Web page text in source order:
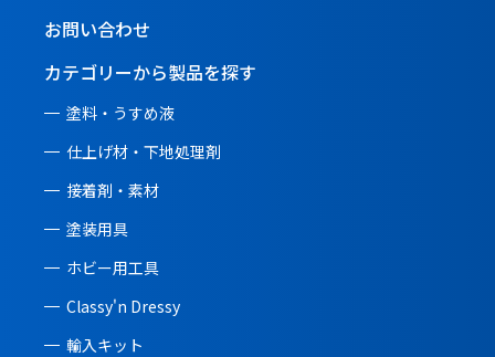
お問い合わせ
カテゴリーから製品を探す
塗料・うすめ液
仕上げ材・下地処理剤
接着剤・素材
塗装用具
ホビー用工具
Classy'n Dressy
輸入キット